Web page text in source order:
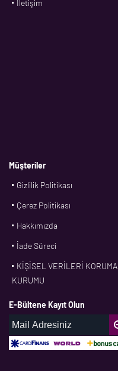
İletişim
Müşteriler
Gizlilik Politikası
Çerez Politikası
Hakkımızda
İade Süreci
KİŞİSEL VERİLERİ KORUMA
KURUMU
E-Bültene Kayıt Olun